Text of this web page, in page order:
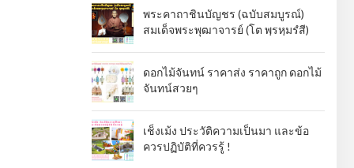
พระคาถาชินบัญชร (ฉบับสมบูรณ์)
สมเด็จพระพุฒาจารย์ (โต พฺรหฺมรํสี)
ดอกไม้จันทน์ ราคาส่ง ราคาถูก ดอกไม้
จันทน์สวยๆ
เช็งเม้ง ประวัติความเป็นมา และข้อ
ควรปฏิบัติที่ควรรู้ !